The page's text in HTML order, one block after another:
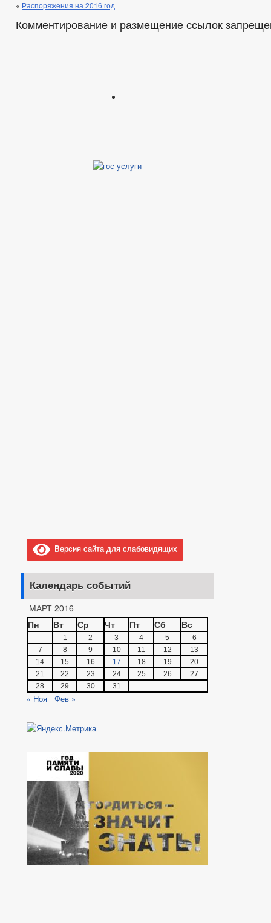
« Распоряжения на 2016 год
Комментирование и размещение ссылок
Версия сайта для слабовидящих
Календарь событий
МАРТ 2016
Пн
Вт Ср Чт Пт Сб Вс
1 2 3 4 5
6
7
8 9 10 11 12
13
14
15 16 17 18 19
20
21
22 23 24 25 26
27
28
29 30 31
« Ноя Фев »